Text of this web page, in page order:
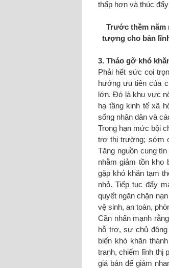
thấp hơn và thúc
Trước thềm năm
tượng cho bản
3. Tháo gỡ khó
Phải hết sức coi
hướng ưu tiên của
lớn. Đó là khu vực
hạ tầng kinh tế xã
sống nhân dân và
Trong hạn mức bội
trợ thị trường; sớm
Tăng nguồn cung
nhằm giảm tồn kho
gặp khó khăn tạm
nhỏ. Tiếp tục đẩy
quyết ngăn chặn
vệ sinh, an toàn,
Cần nhấn mạnh
hỗ trợ, sự chủ động
biến khó khăn
tranh, chiếm lĩnh thị
giá bán để giảm